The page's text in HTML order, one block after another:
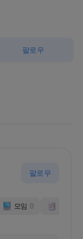
팔로우
팔로우
모임 0